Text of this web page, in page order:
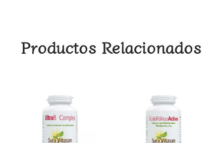
Productos Relacionados